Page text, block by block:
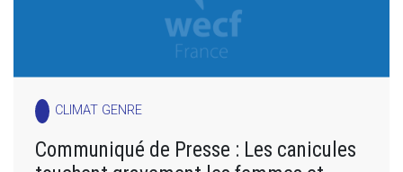
CLIMAT GENRE
Communiqué de Presse : Les canicules